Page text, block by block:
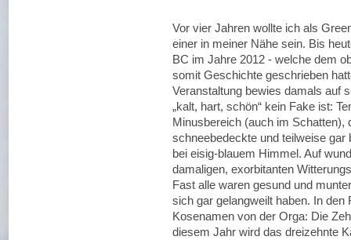
Vor vier Jahren wollte ich als
einer in meiner Nähe sein. Bis
BC im Jahre 2012 - welche dem
somit Geschichte geschrieben
Veranstaltung bewies damals auf
„kalt, hart, schön“ kein Fake ist:
Minusbereich (auch im Schatten),
schneebedeckte und teilweise
bei eisig-blauem Himmel. Auf
damaligen, exorbitanten
Fast alle waren gesund und
sich gar gelangweilt haben. In den
Kosenamen von der Orga: Die
diesem Jahr wird das dreizehnte